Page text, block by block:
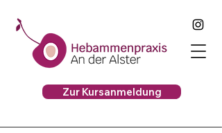
Zur Kursanmeldung